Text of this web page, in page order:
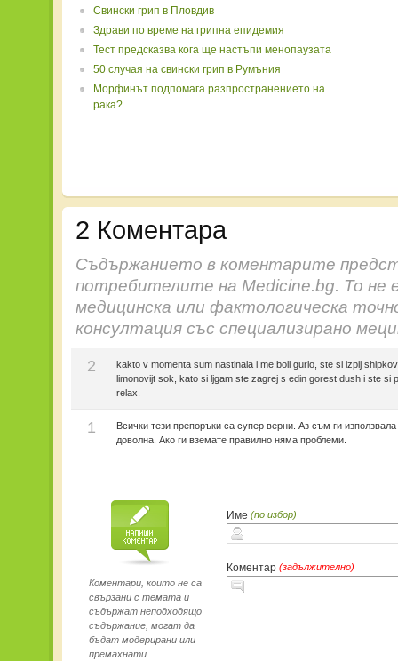
Свински грип в Пловдив
Здрави по време на грипна епидемия
Тест предсказва кога ще настъпи менопаузата
50 случая на свински грип в Румъния
Морфинът подпомага разпространението на
рака?
2 Коментара
Съдържанието в коментарите
потребителите на Medicine.bg. То не
медицинска или фактологическа
консултация със специализирано
2
kakto v momenta sum nastinala i me boli gurlo, ste si izpij
limonovijt sok, kato si ljgam ste zagrej s edin gorest dush i ste si
relax.
1
Всички тези препоръки са супер верни. Аз съм ги
доволна. Ако ги вземате правилно няма проблеми.
Име (по избор)
Коментар (задължително)
Коментари, които не са
свързани с темата и
съдържат неподходящо
съдържание, могат да
бъдат модерирани или
премахнати.